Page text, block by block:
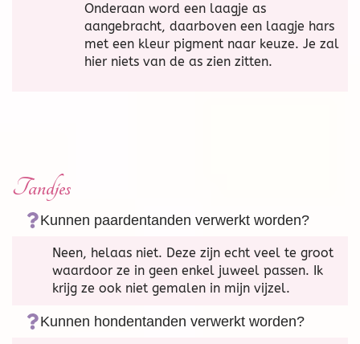
Onderaan word een laagje as
aangebracht, daarboven een laagje hars
met een kleur pigment naar keuze. Je zal
hier niets van de as zien zitten.
Tandjes
Kunnen paardentanden verwerkt worden?
Neen, helaas niet. Deze zijn echt veel te groot
waardoor ze in geen enkel juweel passen. Ik
krijg ze ook niet gemalen in mijn vijzel.
Kunnen hondentanden verwerkt worden?